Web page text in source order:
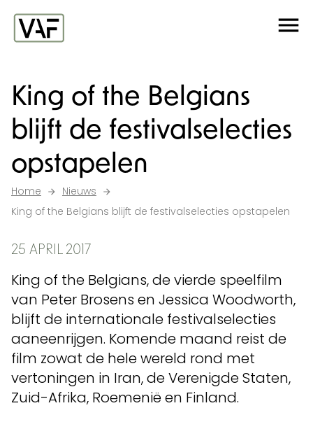
Ga verder naar de inhoud
King of the Belgians
blijft de festivalselecties
opstapelen
Home
Nieuws
King of the Belgians blijft de festivalselecties opstapelen
25 APRIL 2017
King of the Belgians, de vierde speelfilm
van Peter Brosens en Jessica Woodworth,
blijft de internationale festivalselecties
aaneenrijgen. Komende maand reist de
film zowat de hele wereld rond met
vertoningen in Iran, de Verenigde Staten,
Zuid-Afrika, Roemenië en Finland.